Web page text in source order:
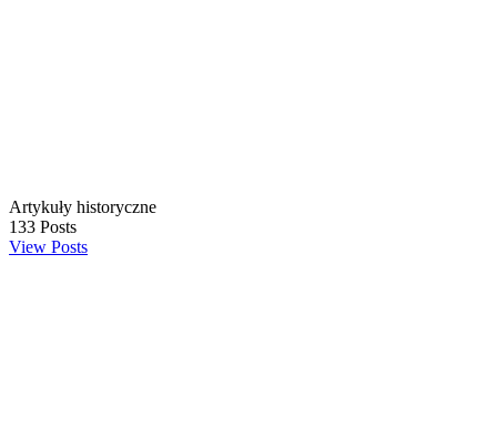
Artykuły historyczne
133 Posts
View Posts